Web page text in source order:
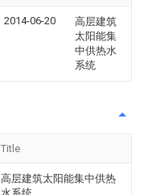
2014-06-20
高层建筑
太阳能集
中供热水
系统
Title
高层建筑太阳能集中供热